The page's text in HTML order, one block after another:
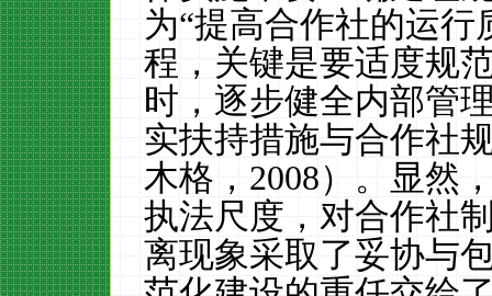
为“提高合作社的运
程，关键是要适度规
时，逐步健全内部管
实扶持措施与合作社
木格，2008）。显然
执法尺度，对合作社
离现象采取了妥协与